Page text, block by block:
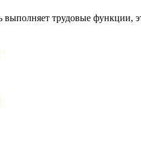
трудовые функции,